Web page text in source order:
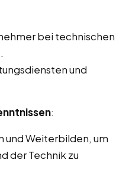
bei technischen
und
:
und Weiterbilden, um
der Technik zu